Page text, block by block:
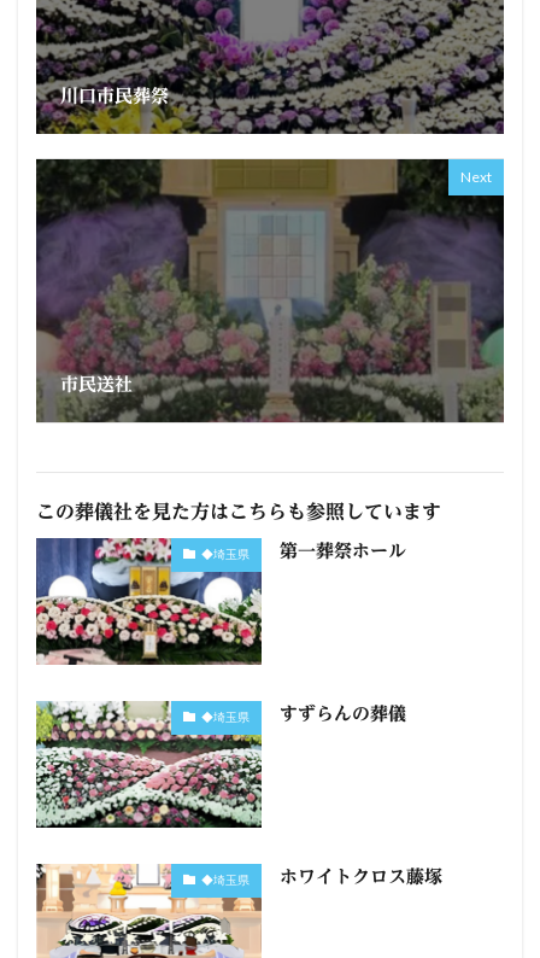
川口市民葬祭
Next
市民送社
この葬儀社を見た方はこちらも参照しています
◆埼玉県 第一葬祭ホール
◆埼玉県 すずらんの葬儀
◆埼玉県 ホワイトクロス藤塚